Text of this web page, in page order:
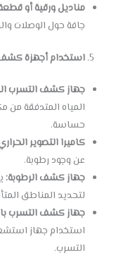
مناديل ورقية أو
جافة حول الوصلات
استخدام أجهزة كشف
جهاز كشف التسرب
المياه المتدفقة
حساسة.
كاميرا التصوير
عن وجود رطوبة.
جهاز كشف الرطوبة:
لتحديد المناطق
جهاز كشف التسرب
استخدام جهاز
التسرب.